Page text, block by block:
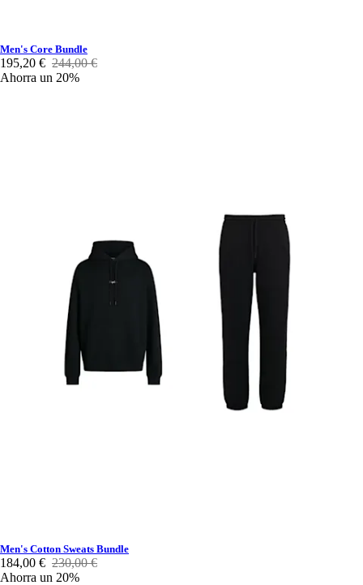
Men's Core Bundle
195,20 € 244,00 €
Ahorra un 20%
Men's Cotton Sweats Bundle
184,00 € 230,00 €
Ahorra un 20%